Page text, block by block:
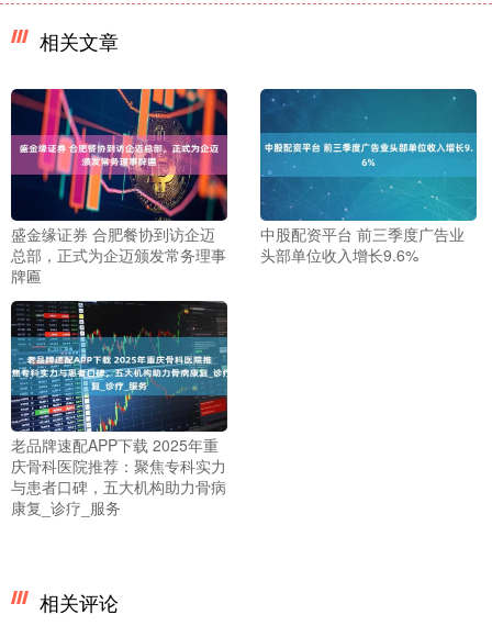
相关文章
盛金缘证券 合肥餐协到访企迈
总部，正式为企迈颁发常务理事
牌匾
中股配资平台 前三季度广告业
头部单位收入增长9.6%
老品牌速配APP下载 2025年重
庆骨科医院推荐：聚焦专科实力
与患者口碑，五大机构助力骨病
康复_诊疗_服务
相关评论